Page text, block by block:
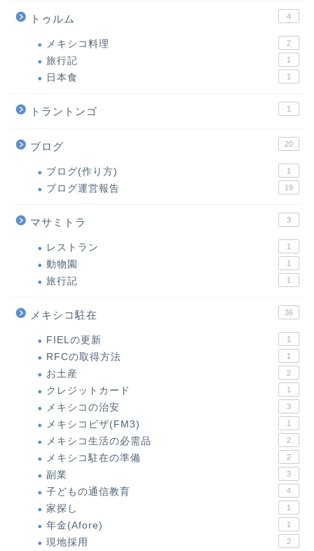
トゥルム 4
メキシコ料理 2
旅行記 1
日本食 1
トラントンゴ 1
ブログ 20
ブログ(作り方) 1
ブログ運営報告 19
マサミトラ 3
レストラン 1
動物園 1
旅行記 1
メキシコ駐在 36
FIELの更新 1
RFCの取得方法 1
お土産 2
クレジットカード 1
メキシコの治安 3
メキシコビザ(FM3) 1
メキシコ生活の必需品 2
メキシコ駐在の準備 2
副業 3
子どもの通信教育 4
家探し 1
年金(Afore) 1
現地採用 2